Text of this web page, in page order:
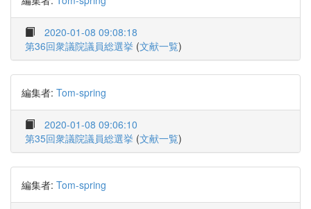
2020-01-08 09:08:18
第36回衆議院議員総選挙 (文献一覧)
編集者: Tom-spring
2020-01-08 09:06:10
第35回衆議院議員総選挙 (文献一覧)
編集者: Tom-spring